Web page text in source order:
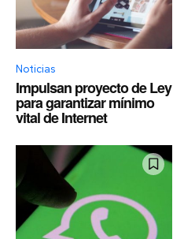
Noticias
Impulsan proyecto de Ley
para garantizar mínimo
vital de Internet